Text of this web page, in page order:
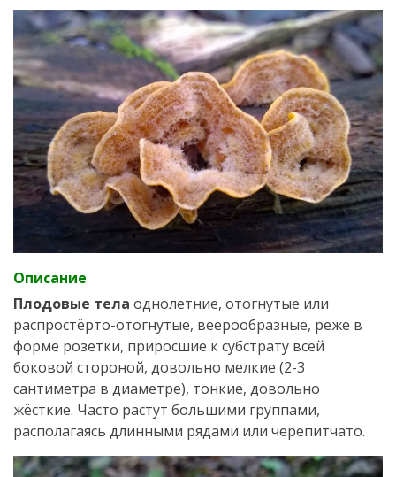
Описание
Плодовые тела однолетние, отогнутые или
распростёрто-отогнутые, веерообразные, реже в
форме розетки, приросшие к субстрату всей
боковой стороной, довольно мелкие (2-3
сантиметра в диаметре), тонкие, довольно
жёсткие. Часто растут большими группами,
располагаясь длинными рядами или черепитчато.